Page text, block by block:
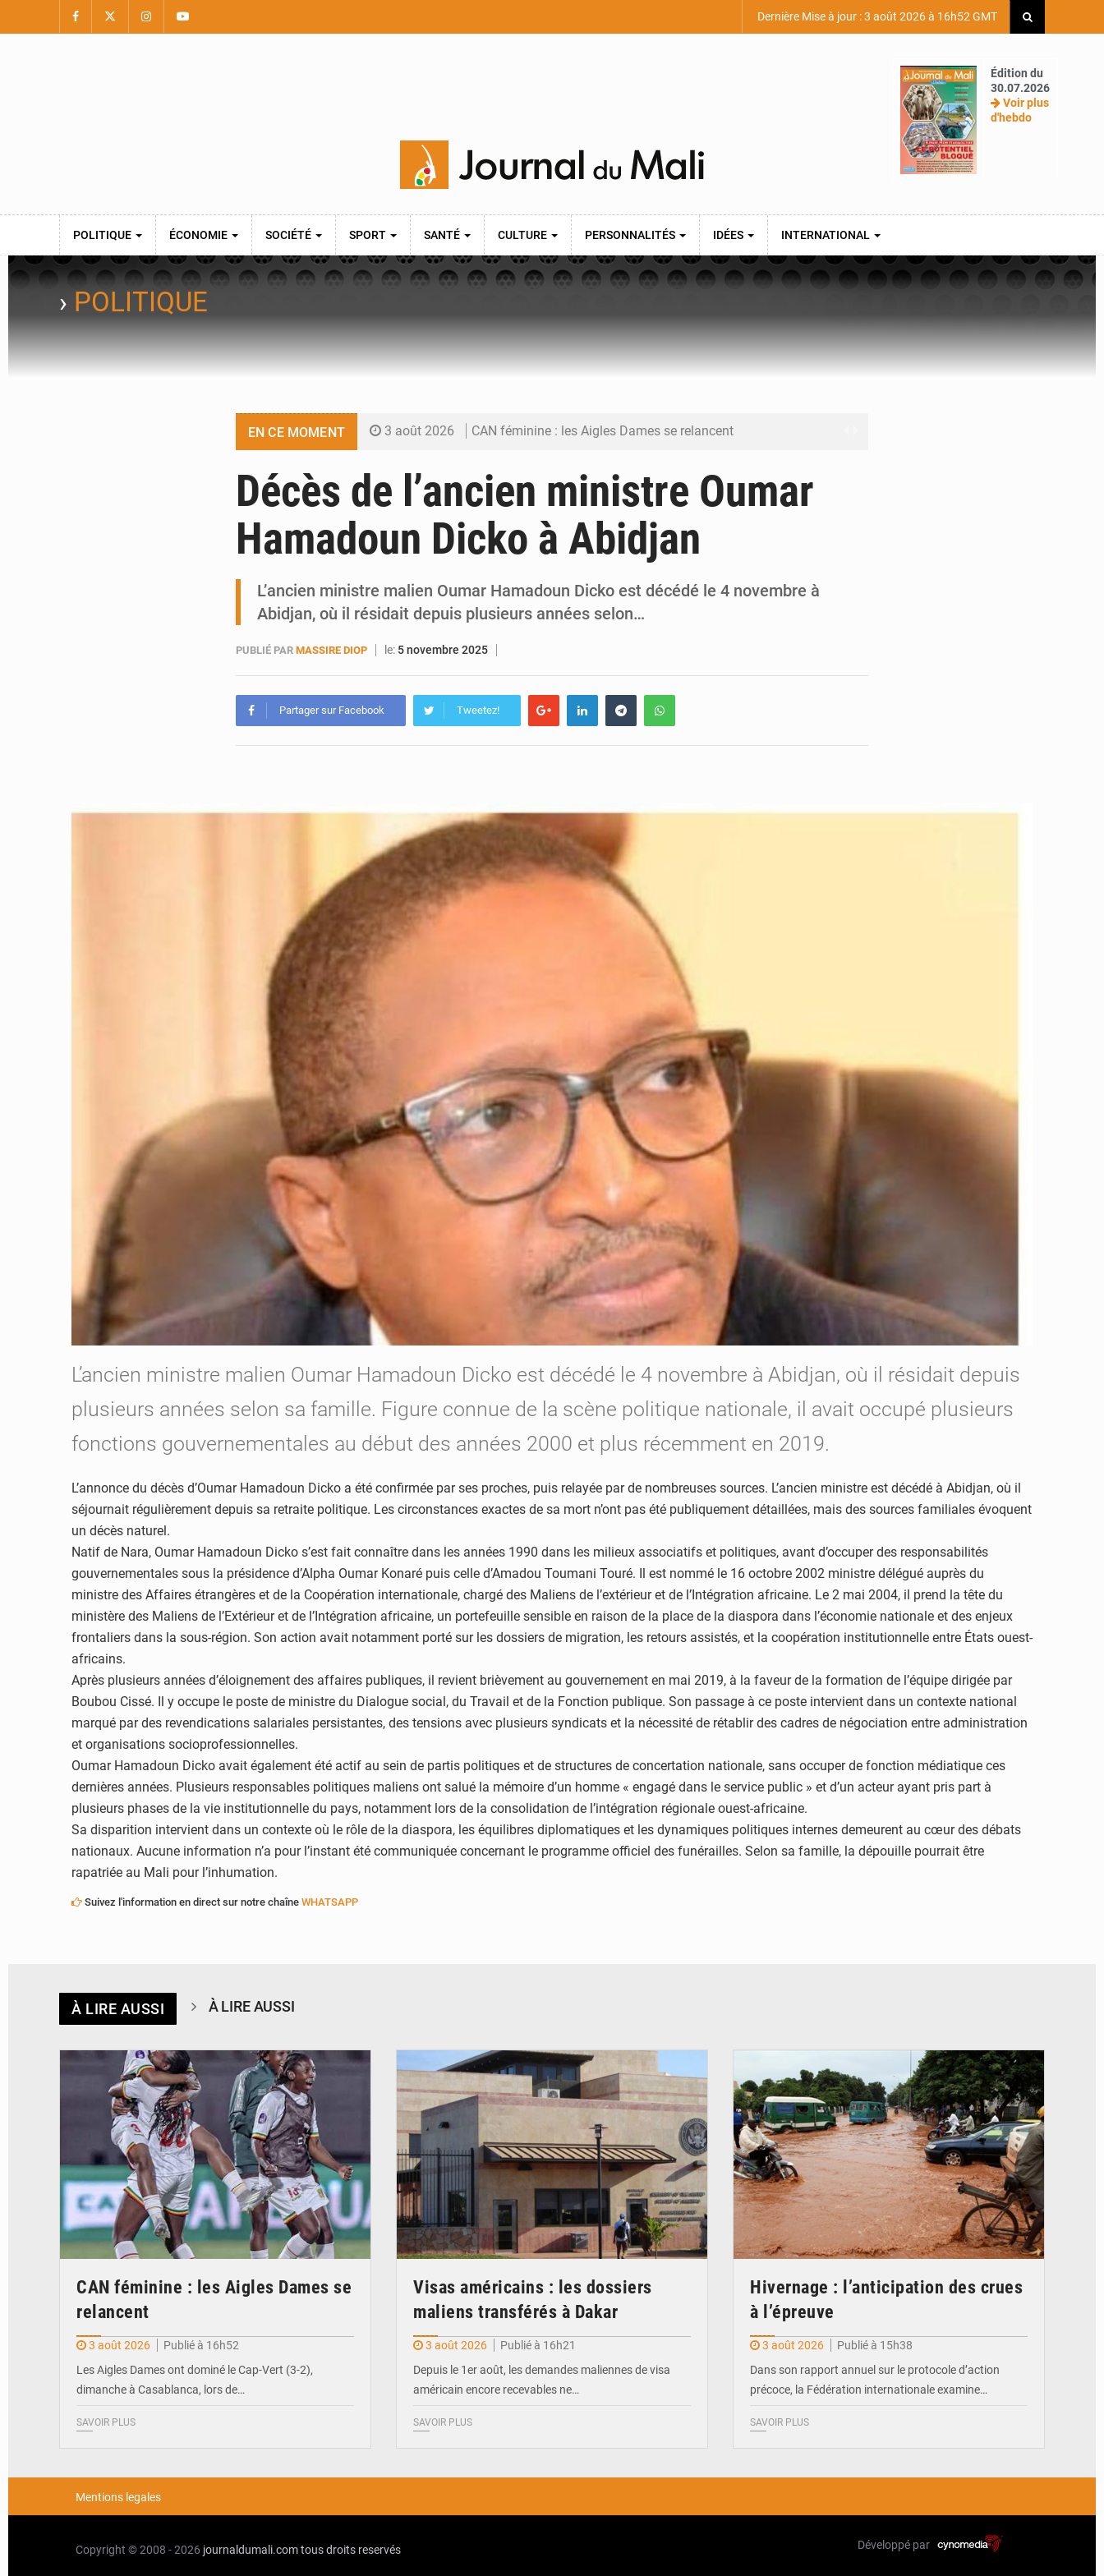
Dernière Mise à jour : 3 août 2026 à 16h52 GMT
Édition du
30.07.2026
Voir plus
d'hebdo
POLITIQUE ÉCONOMIE SOCIÉTÉ SPORT SANTÉ CULTURE PERSONNALITÉS IDÉES INTERNATIONAL
› POLITIQUE
EN CE MOMENT 3 août 2026 CAN féminine : les Aigles Dames se relancent
3 août 2026 Hivernage : l’anticipation des crues à l’épreuve
3 août 2026 Mobilité étudiante : une présence africaine en hausse dans les universités russes
Décès de l’ancien ministre Oumar
Hamadoun Dicko à Abidjan
L’ancien ministre malien Oumar Hamadoun Dicko est décédé le 4 novembre à
Abidjan, où il résidait depuis plusieurs années selon…
PUBLIÉ PAR MASSIRE DIOP le: 5 novembre 2025
Partager sur Facebook Tweetez!
L’ancien ministre malien Oumar Hamadoun Dicko est décédé le 4 novembre à Abidjan, où il résidait depuis
plusieurs années selon sa famille. Figure connue de la scène politique nationale, il avait occupé plusieurs
fonctions gouvernementales au début des années 2000 et plus récemment en 2019.
L’annonce du décès d’Oumar Hamadoun Dicko a été confirmée par ses proches, puis relayée par de nombreuses sources. L’ancien ministre est décédé à Abidjan, où il
séjournait régulièrement depuis sa retraite politique. Les circonstances exactes de sa mort n’ont pas été publiquement détaillées, mais des sources familiales évoquent
un décès naturel.
Natif de Nara, Oumar Hamadoun Dicko s’est fait connaître dans les années 1990 dans les milieux associatifs et politiques, avant d’occuper des responsabilités
gouvernementales sous la présidence d’Alpha Oumar Konaré puis celle d’Amadou Toumani Touré. Il est nommé le 16 octobre 2002 ministre délégué auprès du
ministre des Affaires étrangères et de la Coopération internationale, chargé des Maliens de l’extérieur et de l’Intégration africaine. Le 2 mai 2004, il prend la tête du
ministère des Maliens de l’Extérieur et de l’Intégration africaine, un portefeuille sensible en raison de la place de la diaspora dans l’économie nationale et des enjeux
frontaliers dans la sous-région. Son action avait notamment porté sur les dossiers de migration, les retours assistés, et la coopération institutionnelle entre États ouest-
africains.
Après plusieurs années d’éloignement des affaires publiques, il revient brièvement au gouvernement en mai 2019, à la faveur de la formation de l’équipe dirigée par
Boubou Cissé. Il y occupe le poste de ministre du Dialogue social, du Travail et de la Fonction publique. Son passage à ce poste intervient dans un contexte national
marqué par des revendications salariales persistantes, des tensions avec plusieurs syndicats et la nécessité de rétablir des cadres de négociation entre administration
et organisations socioprofessionnelles.
Oumar Hamadoun Dicko avait également été actif au sein de partis politiques et de structures de concertation nationale, sans occuper de fonction médiatique ces
dernières années. Plusieurs responsables politiques maliens ont salué la mémoire d’un homme « engagé dans le service public » et d’un acteur ayant pris part à
plusieurs phases de la vie institutionnelle du pays, notamment lors de la consolidation de l’intégration régionale ouest-africaine.
Sa disparition intervient dans un contexte où le rôle de la diaspora, les équilibres diplomatiques et les dynamiques politiques internes demeurent au cœur des débats
nationaux. Aucune information n’a pour l’instant été communiquée concernant le programme officiel des funérailles. Selon sa famille, la dépouille pourrait être
rapatriée au Mali pour l’inhumation.
Suivez l'information en direct sur notre chaîne WHATSAPP
À LIRE AUSSI À LIRE AUSSI
© FEMAFOOT
CAN féminine : les Aigles Dames se
relancent
3 août 2026
Publié à 16h52
Les Aigles Dames ont dominé le Cap-Vert (3-2),
dimanche à Casablanca, lors de…
SAVOIR PLUS
Visas américains : les dossiers
maliens transférés à Dakar
3 août 2026
Publié à 16h21
Depuis le 1er août, les demandes maliennes de visa
américain encore recevables ne…
SAVOIR PLUS
Hivernage : l’anticipation des crues
à l’épreuve
3 août 2026
Publié à 15h38
Dans son rapport annuel sur le protocole d’action
précoce, la Fédération internationale examine…
SAVOIR PLUS
Mentions legales
Copyright © 2008 - 2026 journaldumali.comtous droits reservés Développé par